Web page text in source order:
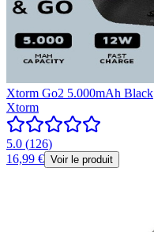
Xtorm Go2 5.000mAh Black
Xtorm
5.0 (126)
16,99 € Voir le produit